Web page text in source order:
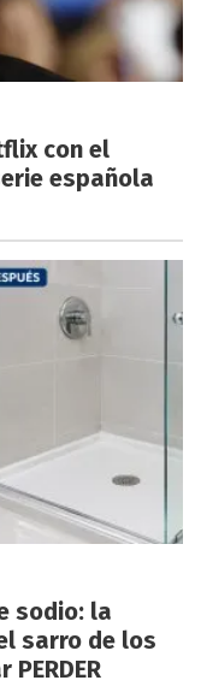
con el
española
sodio: la
sarro de los